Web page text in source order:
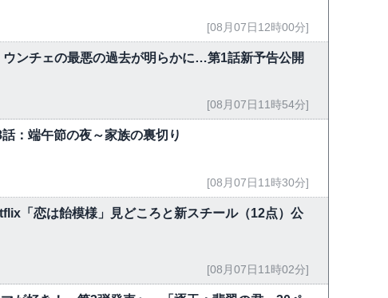
[08月07日12時00分]
ウンチェの最悪の過去が明らかに…第1話新予告公開
[08月07日11時54分]
：端午節の夜～家族の裏切り
[08月07日11時30分]
「恋は飴模様」見どころと新スチール（12点）公
[08月07日11時02分]